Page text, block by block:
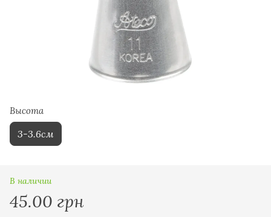
Высота
3-3.6см
В наличии
45.00 грн